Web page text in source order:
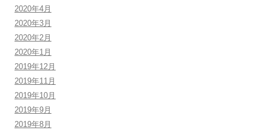
2020年4月
2020年3月
2020年2月
2020年1月
2019年12月
2019年11月
2019年10月
2019年9月
2019年8月